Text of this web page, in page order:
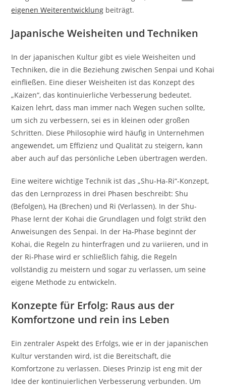
eigenen Weiterentwicklung beiträgt.
Japanische Weisheiten und Techniken
In der japanischen Kultur gibt es viele Weisheiten und
Techniken, die in die Beziehung zwischen Senpai und Kohai
einfließen. Eine dieser Weisheiten ist das Konzept des
„Kaizen“, das kontinuierliche Verbesserung bedeutet.
Kaizen lehrt, dass man immer nach Wegen suchen sollte,
um sich zu verbessern, sei es in kleinen oder großen
Schritten. Diese Philosophie wird häufig in Unternehmen
angewendet, um Effizienz und Qualität zu steigern, kann
aber auch auf das persönliche Leben übertragen werden.
Eine weitere wichtige Technik ist das „Shu-Ha-Ri“-Konzept,
das den Lernprozess in drei Phasen beschreibt: Shu
(Befolgen), Ha (Brechen) und Ri (Verlassen). In der Shu-
Phase lernt der Kohai die Grundlagen und folgt strikt den
Anweisungen des Senpai. In der Ha-Phase beginnt der
Kohai, die Regeln zu hinterfragen und zu variieren, und in
der Ri-Phase wird er schließlich fähig, die Regeln
vollständig zu meistern und sogar zu verlassen, um seine
eigene Methode zu entwickeln.
Konzepte für Erfolg: Raus aus der
Komfortzone und rein ins Leben
Ein zentraler Aspekt des Erfolgs, wie er in der japanischen
Kultur verstanden wird, ist die Bereitschaft, die
Komfortzone zu verlassen. Dieses Prinzip ist eng mit der
Idee der kontinuierlichen Verbesserung verbunden. Um